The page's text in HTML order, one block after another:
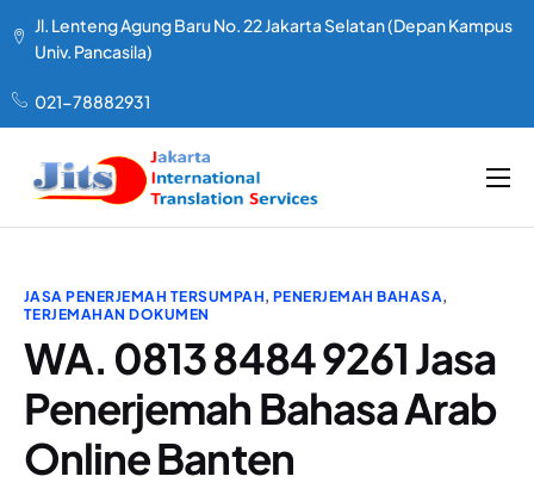
Jl. Lenteng Agung Baru No. 22 Jakarta Selatan (Depan Kampus
Univ. Pancasila)
021-78882931
PAKET HARGA
TESTIMONIAL
ARTIKEL
KONTAK
JASA PENERJEMAH TERSUMPAH, PENERJEMAH BAHASA,
TERJEMAHAN DOKUMEN
WA. 0813 8484 9261 Jasa
Penerjemah Bahasa Arab
Online Banten